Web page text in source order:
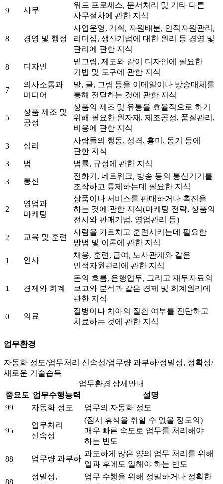
9 사무
워드 프로세스, 문서처리 및 기타 다른
사무절차에 관한 지식
8 경영 및 행정
사업운영, 기획, 자원배분, 인적자원관리,
리더십, 생산기법에 대한 원리 등 경영 및
관리에 관한 지식
8 디자인
밑그림, 제도와 같이 디자인에 필요한
기법 및 도구에 관한 지식
7
의사소통과
미디어
말, 글, 그림 등을 이메일이나 방송매체를
통해 전달하는 것에 관한 지식
5
상품 제조 및
공정
상품의 제조 및 유통을 효율적으로 하기
위해 필요한 원자재, 제조공정, 품질관리,
비용에 관한 지식
3 심리
사람들의 행동, 성격, 흥미, 동기 등에
관한 지식
3
법 법률, 규정에 관한 지식
3 통신
전화기, 네트워크, 방송 등의 통신기기를
조작하고 통제하는데 필요한 지식
2
영업과
마케팅
상품이나 서비스를 판매하거나 촉진을
하는 것에 관한 지식(마케팅 전략, 상품의
전시와 판매기법, 영업관리 등)
2 교육 및 훈련
사람을 가르치고 훈련시키는데 필요한
방법 및 이론에 관한 지식
1 인사
채용, 훈련, 급여, 노사관계와 같은
인적자원관리에 관한 지식
1 경제와 회계
돈의 흐름, 은행업무, 그리고 재무자료의
보고와 분석과 같은 경제 및 회계원리에
관한 지식
0 의료
질병이나 치아의 질환 여부를 진단하고
치료하는 것에 관한 지식
업무환경
자동화 정도/업무처리 신속성/업무량 과부하/정밀성, 정확성/
새로운 기술습득
업무환경 상세안내
중요도 업무수행능력
설명
99
자동화 정도 업무의 자동화 정도
95
업무처리
신속성
(잠시 휴식을 취할 수 없을 정도의)
매우 빠른 속도로 업무를 처리해야
하는 빈도
88 업무량 과부하
과도하게 많은 양의 업무 처리를 위해
일과 후에도 일해야 하는 빈도
88
정밀성,
업무 수행을 위해 정밀하거나 정확한